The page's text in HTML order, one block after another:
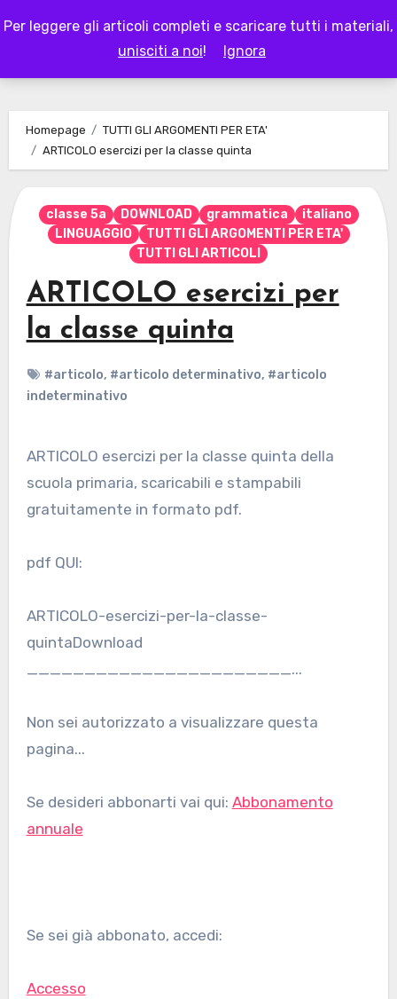
Per leggere gli articoli completi e scaricare tutti i materiali,
unisciti a noi! Ignora
to
LAPAPPADOLCE
Homepage
TUTTI GLI ARGOMENTI PER ETA'
ARTICOLO esercizi per la classe quinta
classe 5a DOWNLOAD grammatica
italiano
LINGUAGGIO
TUTTI GLI ARGOMENTI PER ETA'
TUTTI GLI ARTICOLI
ARTICOLO esercizi per
la classe quinta
#articolo, #articolo determinativo, #articolo
indeterminativo
ARTICOLO esercizi per la classe quinta della
scuola primaria, scaricabili e stampabili
gratuitamente in formato pdf.
pdf QUI:
ARTICOLO-esercizi-per-la-classe-
quintaDownload
_______________________...
Non sei autorizzato a visualizzare questa
pagina...
Se desideri abbonarti vai qui: Abbonamento
annuale
Se sei già abbonato, accedi:
Accesso